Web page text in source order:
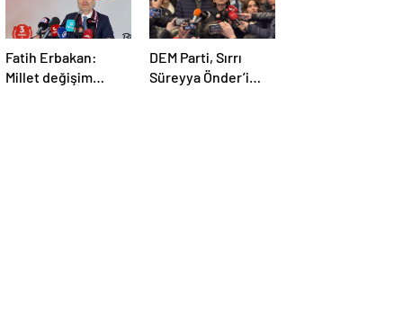
Fatih Erbakan:
Millet değişim
DEM Parti, Sırrı
Süreyya Önder’i